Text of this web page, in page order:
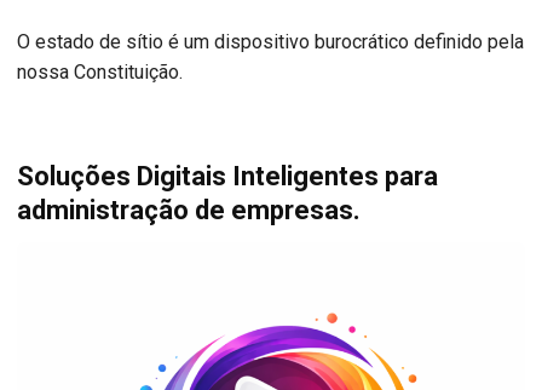
O estado de sítio é um dispositivo burocrático definido pela
nossa Constituição.
Soluções Digitais Inteligentes para
administração de empresas.